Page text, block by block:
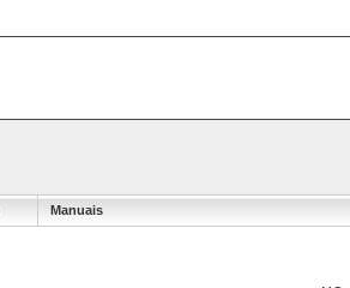
Manuais